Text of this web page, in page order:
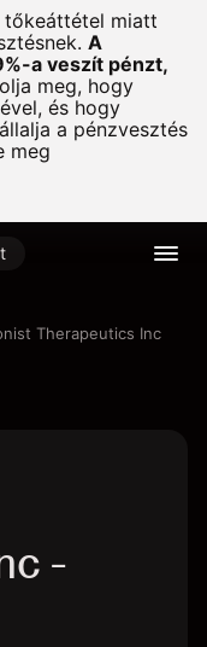
tőkeáttétel miatt
A
a veszít pénzt,
meg, hogy
és hogy
a pénzvesztés
meg
Therapeutics Inc
-